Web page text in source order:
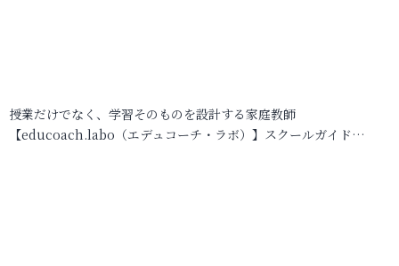
授業だけでなく、学習そのものを設計する家庭教師
【educoach.labo（エデュコーチ・ラボ）】スクールガイド…